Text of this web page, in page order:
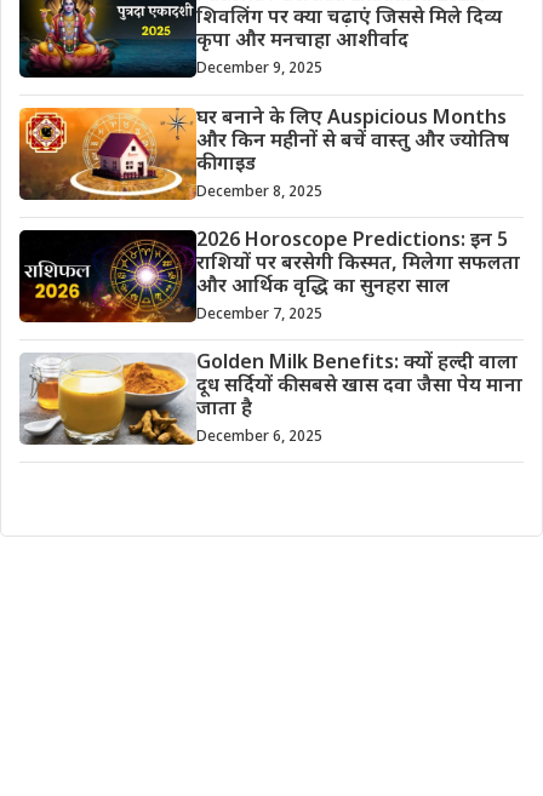
शिवलिंग पर क्या चढ़ाएं जिससे मिले दिव्य
कृपा और मनचाहा आशीर्वाद
December 9, 2025
घर बनाने के लिए Auspicious Months
और किन महीनों से बचें वास्तु और ज्योतिष
की गाइड
December 8, 2025
2026 Horoscope Predictions: इन 5
राशियों पर बरसेगी किस्मत, मिलेगा सफलता
और आर्थिक वृद्धि का सुनहरा साल
December 7, 2025
Golden Milk Benefits: क्यों हल्दी वाला
दूध सर्दियों की सबसे खास दवा जैसा पेय माना
जाता है
December 6, 2025